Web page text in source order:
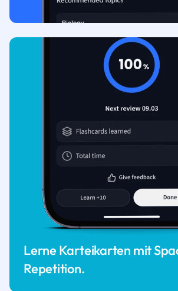
Lerne Karteikarten mit
Repetition.